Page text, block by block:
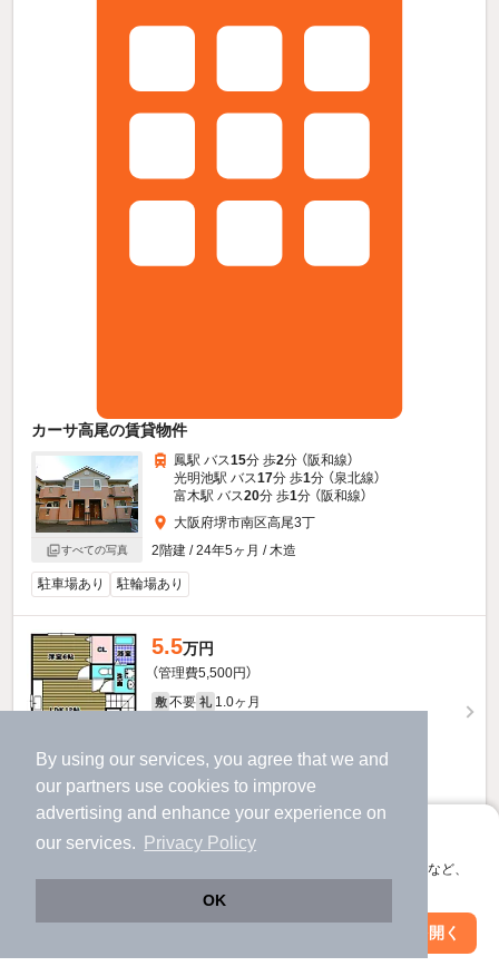
By using our services, you agree that we and
our partners use cookies to improve
advertising and enhance your experience on
our services.
Privacy Policy
OK
アプリに切り替えて、サクサクお部屋探し
会員登録なしですぐ使える。マップ検索やお気に入り保存など、
アプリを開く
カーサ高尾の賃貸物件
すべての写真
鳳駅 バス15分 歩2分 （阪和線）
光明池駅 バス17分 歩1分 （泉北線）
富木駅 バス20分 歩1分 （阪和線）
大阪府堺市南区高尾3丁
2階建 / 24年5ヶ月 / 木造
駐車場あり 駐輪場あり
5.5万円
（管理費5,500円）
敷 不要 礼 1.0ヶ月
お問い合わせ
（管理費5,500円）
絞り込み条件を変更